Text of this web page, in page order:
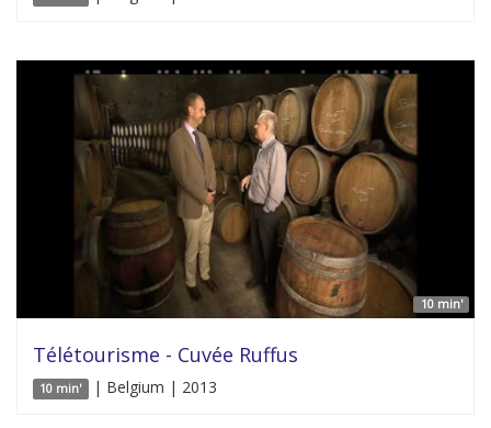
10 min'
Télétourisme - Cuvée Ruffus
10 min' | Belgium | 2013